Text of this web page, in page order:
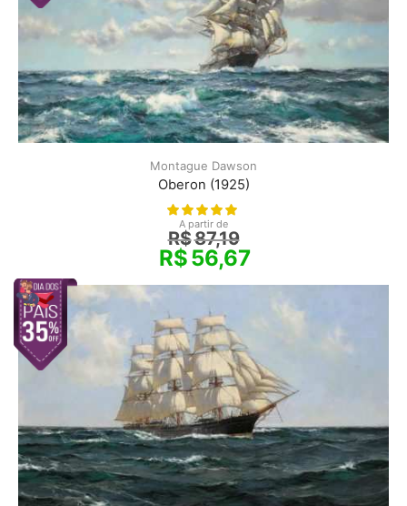
Montague Dawson
Oberon (1925)
A partir de
R$87,19
R$56,67